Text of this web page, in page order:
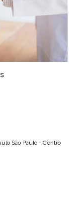
São Paulo - Centro